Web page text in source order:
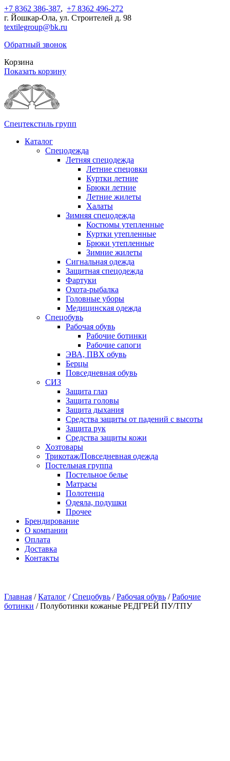
+7 8362 386-387, +7 8362 496-272
г. Йошкар-Ола, ул. Строителей д. 98
textilegroup@bk.ru
Обратный звонок
Корзина
Показать корзину
Спецтекстиль групп
Каталог
Спецодежда
Летняя спецодежда
Летние спецовки
Куртки летние
Брюки летние
Летние жилеты
Халаты
Зимняя спецодежда
Костюмы утепленные
Куртки утепленные
Брюки утепленные
Зимние жилеты
Сигнальная одежда
Защитная спецодежда
Фартуки
Охота-рыбалка
Головные уборы
Медицинская одежда
Спецобувь
Рабочая обувь
Рабочие ботинки
Рабочие сапоги
ЭВА, ПВХ обувь
Берцы
Повседневная обувь
СИЗ
Защита глаз
Защита головы
Защита дыхания
Средства защиты от падений с высоты
Защита рук
Средства защиты кожи
Хозтовары
Трикотаж/Повседневная одежда
Постельная группа
Постельное белье
Матрасы
Полотенца
Одеяла, подушки
Прочее
Брендирование
О компании
Оплата
Доставка
Контакты
Главная / Каталог / Спецобувь / Рабочая обувь / Рабочие
ботинки / Полуботинки кожаные РЕДГРЕЙ ПУ/ТПУ